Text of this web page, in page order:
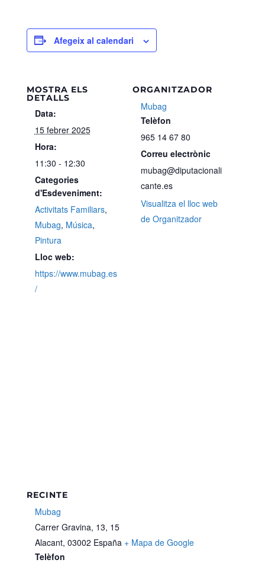
Afegeix al calendari
MOSTRA ELS
DETALLS
Data:
15 febrer 2025
Hora:
11:30 - 12:30
Categories
d'Esdeveniment:
Activitats Familiars,
Mubag, Música,
Pintura
Lloc web:
https://www.mubag.es
/
ORGANITZADOR
Mubag
Telèfon
965 14 67 80
Correu electrònic
mubag@diputacionali
cante.es
Visualitza el lloc web
de Organitzador
RECINTE
Mubag
Carrer Gravina, 13, 15
Alacant, 03002 España + Mapa de Google
Telèfon